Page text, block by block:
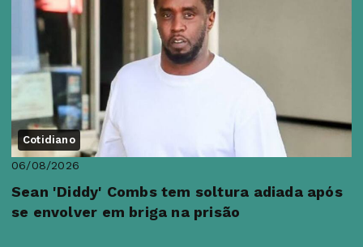
Cotidiano
06/08/2026
Sean 'Diddy' Combs tem soltura adiada após
se envolver em briga na prisão